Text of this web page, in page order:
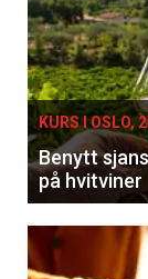
KURS I OSLO,
Benytt
på hvitviner